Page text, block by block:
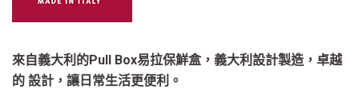
來自義大利的Pull Box易拉保鮮盒，義大利設計製造，卓越
的 設計，讓日常生活更便利。